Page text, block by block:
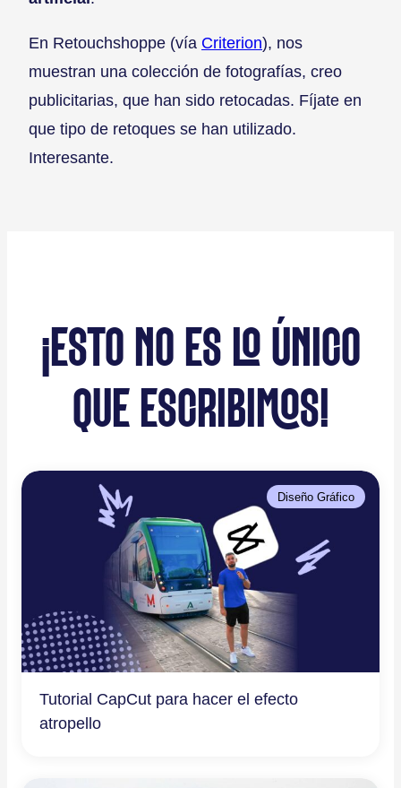
En Retouchshoppe (vía Criterion), nos
muestran una colección de fotografías, creo
publicitarias, que han sido retocadas. Fíjate en
que tipo de retoques se han utilizado.
Interesante.
¡ESTO NO ES LO ÚNICO
QUE ESCRIBIMOS!
Diseño Gráfico
Tutorial CapCut para hacer el efecto
atropello